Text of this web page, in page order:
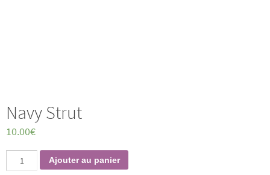
Navy Strut
10.00€
quantité
de
Ajouter au panier